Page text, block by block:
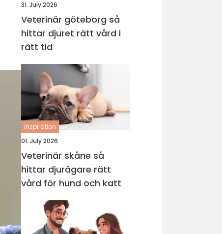
31. July 2026
Veterinär göteborg så
hittar djuret rätt vård i
rätt tid
inspiration
01. July 2026
Veterinär skåne så
hittar djurägare rätt
vård för hund och katt